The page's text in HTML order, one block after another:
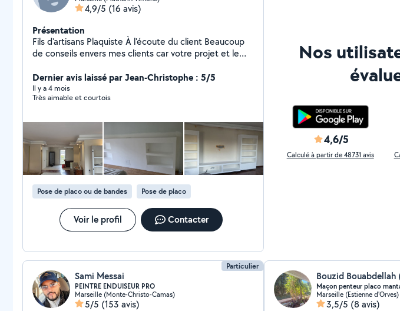
4,9/5 (16 avis)
Présentation
Fils d'artisans Plaquiste À l'écoute du client Beaucoup
de conseils envers mes clients car votre projet et le
domaine du BTP, j'ai aussi une assurance décennale. J'ai
participé aux travaux de "l'hôpital européen" , la
rénovation du palais du Pharo ,Les Terrasses du Port ,
projets que j'ai pu effectuer durant les années
précédentes. Toutes les photos sont réelles et
réalisées par moi même Certaines photos sont de mon
domicile J'ai déjà des avis positif sur mon travail sur le
site travaux com et Google.
Dernier avis laissé par Jean-Christophe : 5/5
Il y a 4 mois
Très aimable et courtois
Pose de placo ou de bandes Pose de placo
Voir le profil Contacter
Nos
4,6/5
Calculé à partir de 48731 avis
Particulier
Sami Messai
PEINTRE ENDUISEUR PRO
Marseille (Monte-Christo-Camas)
5/5 (153 avis)
Maçon penteur placo
Marseille (Estienne d'Orves)
3,5/5 (8 avis)